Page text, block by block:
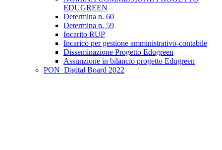
EDUGREEN
Determina n. 60
Determina n. 59
Incarito RUP
Incarico per gestione amministrativo-contabile
Disseminazione Progetto Edugreen
Assunzione in bilancio progetto Edugreen
PON_Digital Board 2022